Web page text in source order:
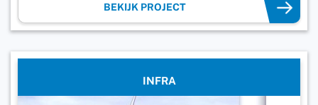
BEKIJK PROJECT
INFRA